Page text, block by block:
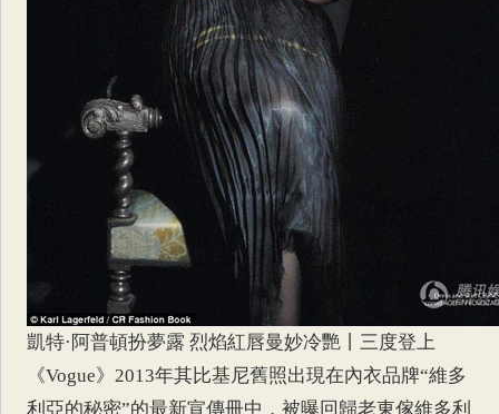
凱特·阿普頓扮夢露 烈焰紅唇曼妙冷艷丨三度登上
《Vogue》2013年其比基尼舊照出現在內衣品牌“維多
利亞的秘密”的最新宣傳冊中，被曝回歸老東傢維多利